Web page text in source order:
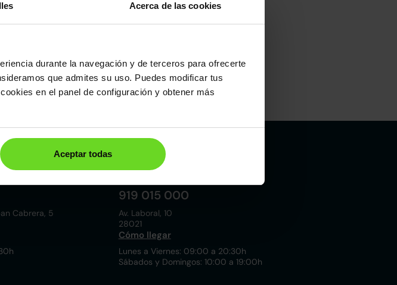
Acerca de las cookies
durante la navegación y de terceros para ofrecerte
que admites su uso. Puedes modificar tus
en el panel de configuración y obtener más
Aceptar todas
2
Consumo mixto
5.7l/100
Cabrera, 5
919 015 000
Av. Laboral, 10
28021
Cómo llegar
Lunes a Viernes: 09:00 a 20:30h
Sábados y Domingos: 10:00 a 19:00h